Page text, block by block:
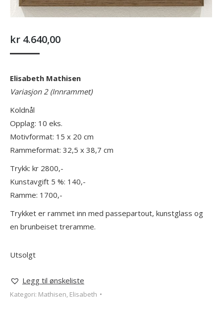
kr 4.640,00
Elisabeth Mathisen
Variasjon 2 (Innrammet)
Koldnål
Opplag: 10 eks.
Motivformat: 15 x 20 cm
Rammeformat: 32,5 x 38,7 cm
Trykk: kr 2800,-
Kunstavgift 5 %: 140,-
Ramme: 1700,-
Trykket er rammet inn med passepartout, kunstglass og
en brunbeiset treramme.
Utsolgt
Legg til ønskeliste
Kategori: Mathisen, Elisabeth